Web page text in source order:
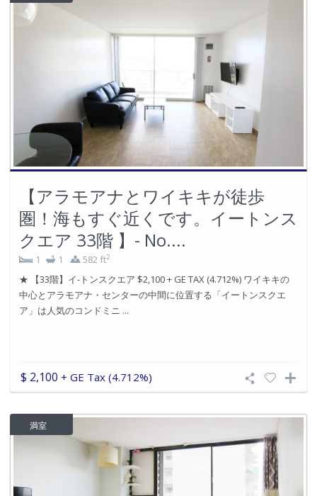
【アラモアナとワイキキが徒歩
圏！海もすぐ近くです。イートンス
クエア 33階 】- No....
1 1 582 ft2
★ 【33階】イ-トンスクエア $2,100 + GE TAX (4.712%) ワイキキの
中心とアラモアナ・センターの中間に位置する「イートンスクエ
ア」は人気のコンドミニ ...
$ 2,100 + GE Tax (4.712%)
満室